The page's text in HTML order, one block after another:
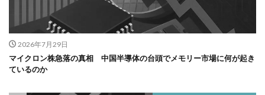
2026年7月29日
マイクロン株急落の真相 中国半導体の台頭でメモリー市場に何が起き
ているのか